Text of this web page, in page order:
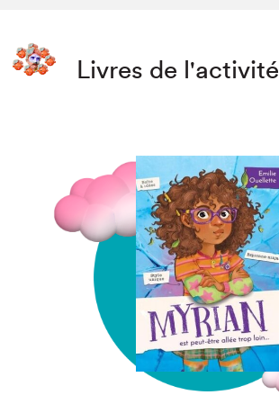
Livres de l'activité